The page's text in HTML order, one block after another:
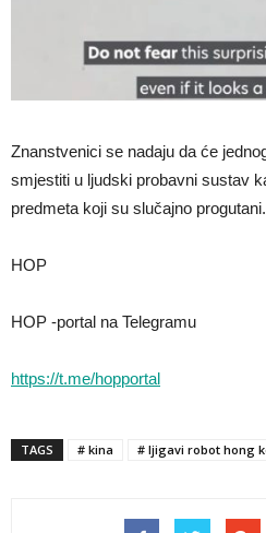
Znanstvenici se nadaju da će
smjestiti u ljudski probavni sustav
predmeta koji su slučajno progutani.
HOP
HOP -portal na Telegramu
https://t.me/hopportal
TAGS # kina # ljigavi robot hong